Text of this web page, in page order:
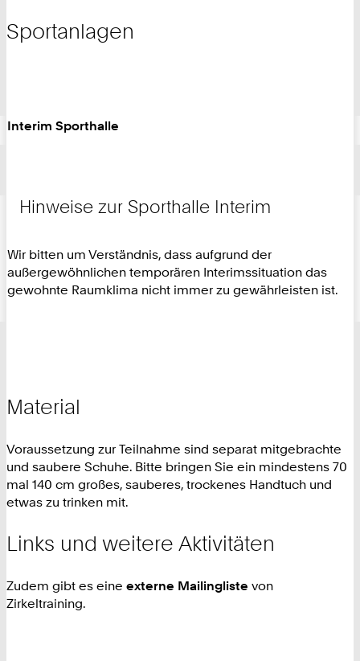
Sportanlagen
Interim Sporthalle
Hinweise zur Sporthalle Interim
Wir bitten um Verständnis, dass aufgrund der
außergewöhnlichen temporären Interimssituation das
gewohnte Raumklima nicht immer zu gewährleisten ist.
Material
Voraussetzung zur Teilnahme sind separat mitgebrachte
und saubere Schuhe. Bitte bringen Sie ein mindestens 70
mal 140 cm großes, sauberes, trockenes Handtuch und
etwas zu trinken mit.
Links und weitere Aktivitäten
Zudem gibt es eine externe Mailingliste von
Zirkeltraining.